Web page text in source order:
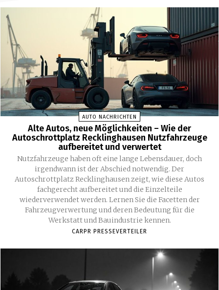
AUTO NACHRICHTEN
Alte Autos, neue Möglichkeiten – Wie der
Autoschrottplatz Recklinghausen Nutzfahrzeuge
aufbereitet und verwertet
Nutzfahrzeuge haben oft eine lange Lebensdauer, doch
irgendwann ist der Abschied notwendig. Der
Autoschrottplatz Recklinghausen zeigt, wie diese Autos
fachgerecht aufbereitet und die Einzelteile
wiederverwendet werden. Lernen Sie die Facetten der
Fahrzeugverwertung und deren Bedeutung für die
Werkstatt und Bauindustrie kennen.
CARPR PRESSEVERTEILER